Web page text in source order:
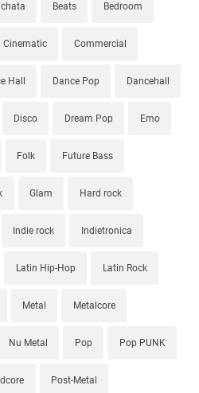
Beats Bedroom
Cinematic Commercial
Hall Dance Pop Dancehall
Disco Dream Pop Emo
Folk Future Bass
Glam Hard rock
Indie rock Indietronica
Latin Hip-Hop Latin Rock
Metal Metalcore
Nu Metal Pop Pop PUNK
Post-Metal